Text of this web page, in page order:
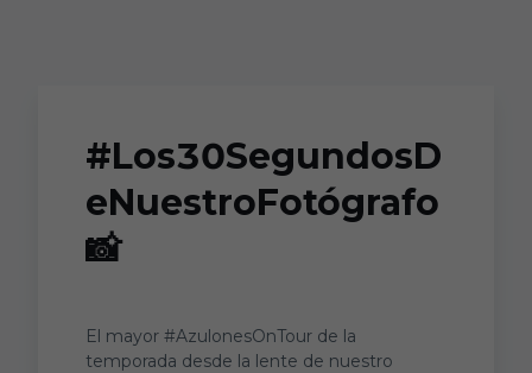
#Los30SegundosD
eNuestroFotógrafo
📸
El mayor #AzulonesOnTour de la
temporada desde la lente de nuestro